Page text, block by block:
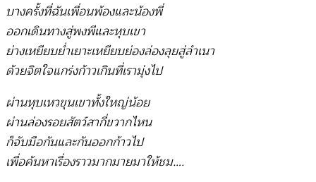
บางครั้งที่ฉันเพื่อนพ้องและน้องพี่
ออกเดินทางสู่พงพีและหุบเขา
ย่างเหยียบย่ำเยาะเหยียบย่องล่องลุยสู่ลำเนา
ด้วยจิตใจแกร่งก้าวเกินที่เรามุ่งไป
ผ่านหุบเหวขุนเขาทั้งใหญ่น้อย
ผ่านล่องรอยสัตว์สากี่ขวากไหน
ก็จับมือกันและกันออกก้าวไป
เพื่อค้นหาเรื่องราวมากมายมาให้ชม….